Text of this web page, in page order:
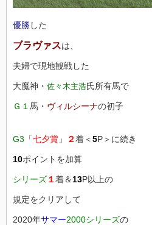
優勝した
ブラヴァスは、
夫婦で現地観戦した
大魔神・ 佐々木主浩氏所有馬で
Ｇ１ 馬・ ヴィルシーナの初子
G3 「七夕賞 」 ２着＜5P＞に続き
10ポイントを加算
シリーズ１着＆ 13P以上の
規定をクリアして
2020年サマー2000シリーズの